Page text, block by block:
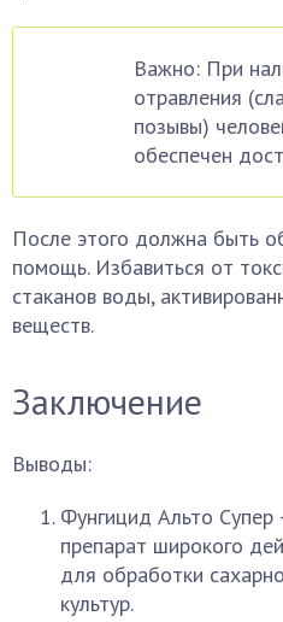
Важно: При
отравления
позывы)
обеспечен
После этого должна быть
помощь. Избавиться от
стаканов воды,
веществ.
Заключение
Выводы:
Фунгицид Альто
препарат широкого
для обработки
культур.